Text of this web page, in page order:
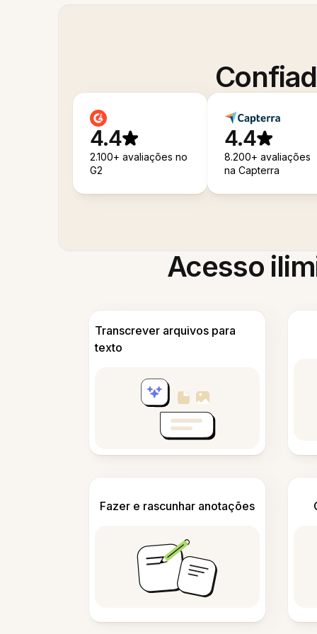
4.4
2.100+ avaliações no
G2
4.4
8.200+ avaliações
na Capterra
Acesso
Transcrever arquivos para
texto
Fazer e rascunhar anotações